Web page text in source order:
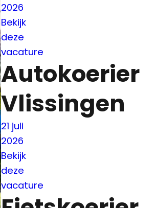
2026
Bekijk
deze
vacature
Autokoerier
Vlissingen
21 juli
2026
Bekijk
deze
vacature